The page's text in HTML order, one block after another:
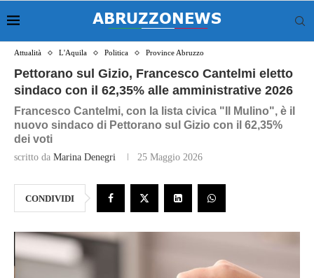
Attualità L'Aquila Politica Province Abruzzo
Pettorano sul Gizio, Francesco Cantelmi eletto
sindaco con il 62,35% alle amministrative 2026
Francesco Cantelmi, con la lista civica "Il Mulino", è il
nuovo sindaco di Pettorano sul Gizio con il 62,35%
dei voti
scritto da Marina Denegri 25 Maggio 2026
CONDIVIDI